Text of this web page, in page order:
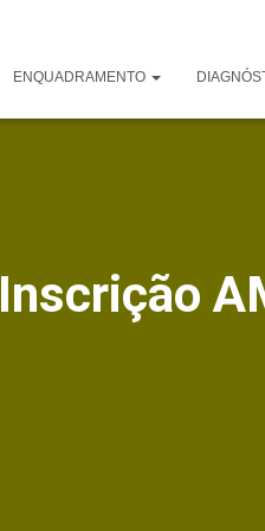
ENQUADRAMENTO
Inscrição